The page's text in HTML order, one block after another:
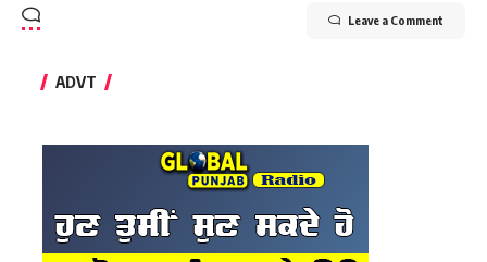
Leave a Comment
ADVT